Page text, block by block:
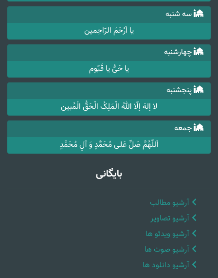
سه شنبه
یا اَرْحَمَ الرّاحِمین
چهارشنبه
یا حَیُّ یا قَیّوم
پنجشنبه
لا اِلهَ اِلّا اللهُ الْمَلِکُ الْحَقُّ الْمُبین
جمعه
اَللّهُمَّ صَلِّ عَلی مُحَمَّدٍ وَ آلِ مُحَمَّدٍ
بایگانی
آرشیو مطالب
آرشیو تصاویر
آرشیو ویدئو ها
آرشیو صوت ها
آرشیو دانلود ها